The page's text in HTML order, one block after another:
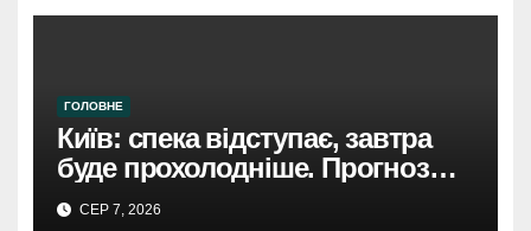
ГОЛОВНЕ
Київ: спека відступає, завтра
буде прохолодніше. Прогноз
погоди
СЕР 7, 2026